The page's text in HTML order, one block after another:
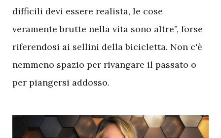
difficili devi essere realista, le cose
veramente brutte nella vita sono altre”, forse
riferendosi ai sellini della bicicletta. Non c'è
nemmeno spazio per rivangare il passato o
per piangersi addosso.